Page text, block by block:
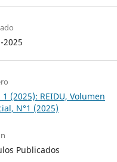
2025
(2025): REIDU, Volumen
N°1 (2025)
Publicados